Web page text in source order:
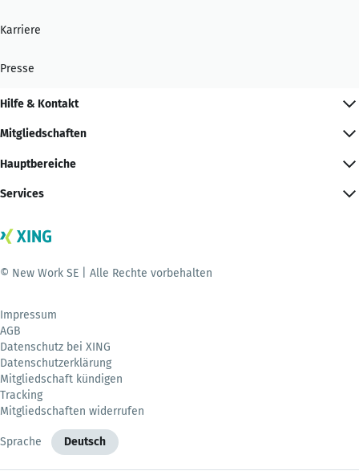
Karriere
Presse
Hilfe & Kontakt
Mitgliedschaften
Hauptbereiche
Services
© New Work SE | Alle Rechte vorbehalten
Impressum
AGB
Datenschutz bei XING
Datenschutzerklärung
Mitgliedschaft kündigen
Tracking
Mitgliedschaften widerrufen
Sprache Deutsch